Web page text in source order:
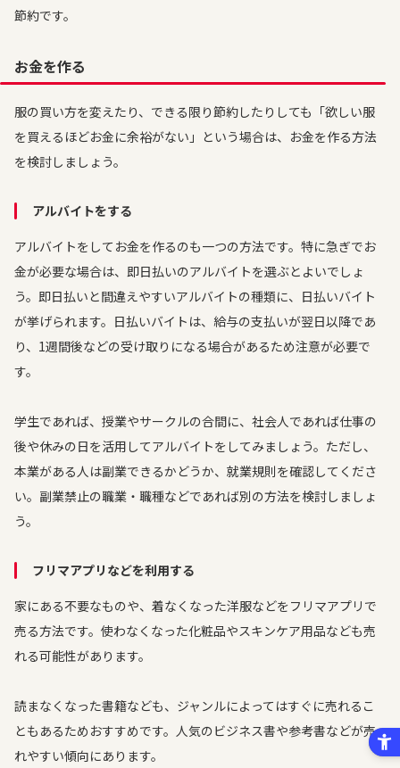
節約です。
お金を作る
服の買い方を変えたり、できる限り節約したりしても「欲しい服
を買えるほどお金に余裕がない」という場合は、お金を作る方法
を検討しましょう。
アルバイトをする
アルバイトをしてお金を作るのも一つの方法です。特に急ぎでお
金が必要な場合は、即日払いのアルバイトを選ぶとよいでしょ
う。即日払いと間違えやすいアルバイトの種類に、日払いバイト
が挙げられます。日払いバイトは、給与の支払いが翌日以降であ
り、1週間後などの受け取りになる場合があるため注意が必要で
す。
学生であれば、授業やサークルの合間に、社会人であれば仕事の
後や休みの日を活用してアルバイトをしてみましょう。ただし、
本業がある人は副業できるかどうか、就業規則を確認してくださ
い。副業禁止の職業・職種などであれば別の方法を検討しましょ
う。
フリマアプリなどを利用する
家にある不要なものや、着なくなった洋服などをフリマアプリで
売る方法です。使わなくなった化粧品やスキンケア用品なども売
れる可能性があります。
読まなくなった書籍なども、ジャンルによってはすぐに売れるこ
ともあるためおすすめです。人気のビジネス書や参考書などが売
れやすい傾向にあります。